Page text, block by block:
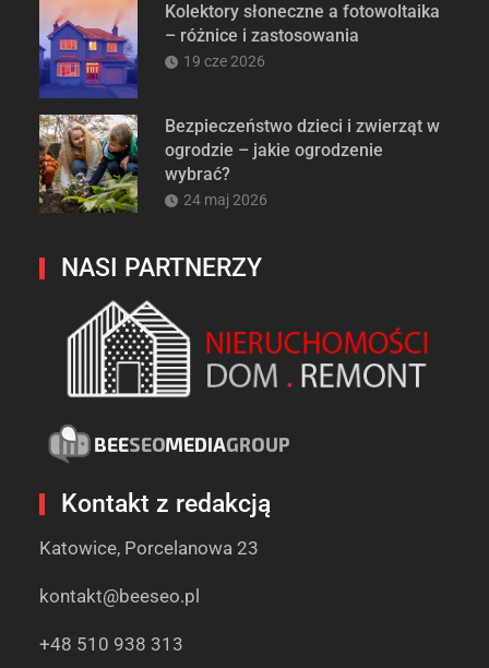
Kolektory słoneczne a fotowoltaika
– różnice i zastosowania
19 cze 2026
Bezpieczeństwo dzieci i zwierząt w
ogrodzie – jakie ogrodzenie
wybrać?
24 maj 2026
NASI PARTNERZY
Kontakt z redakcją
Katowice, Porcelanowa 23
kontakt@beeseo.pl
+48 510 938 313